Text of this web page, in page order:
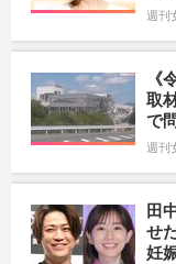
週刊
《
取
で
週刊
田
せ
妊